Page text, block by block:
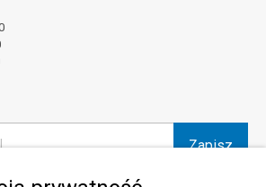
Zapisz